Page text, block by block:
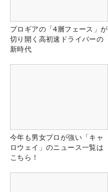
プロギアの「4層フェース」が
切り開く高初速ドライバーの
新時代
今年も男女プロが強い「キャ
ロウェイ」のニュース一覧は
こちら！